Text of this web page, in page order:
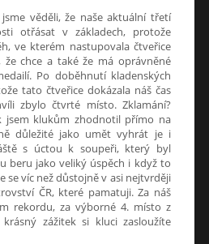
věděli, že naše aktuální třetí
otřásat v základech, protože
ve kterém nastupovala čtveřice
že chce a také že má oprávněné
Po doběhnutí kladenských
tato čtveřice dokázala náš čas
zbylo čtvrté místo. Zklamání?
jsem klukům zhodnotil přímo na
důležité jako umět vyhrát je i
s úctou k soupeři, který byl
beru jako veliký úspěch i když to
se víc než důstojně v asi nejtvrději
ČR, které pamatuji. Za náš
rekordu, za výborné 4. místo z
zážitek si kluci zasloužíte